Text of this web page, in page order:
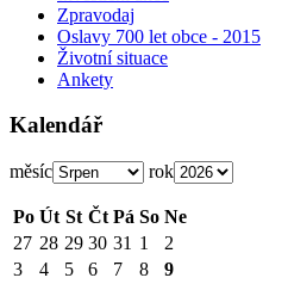
Zpravodaj
Oslavy 700 let obce - 2015
Životní situace
Ankety
Kalendář
měsíc rok
Po Út St Čt Pá So Ne
27 28 29 30 31 1
2
3
4 5 6 7 8
9